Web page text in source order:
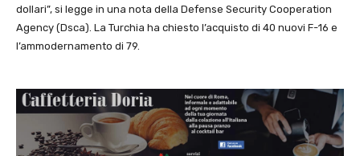
dollari”, si legge in una nota della Defense Security Cooperation
Agency (Dsca). La Turchia ha chiesto l’acquisto di 40 nuovi F-16 e
l’ammodernamento di 79.